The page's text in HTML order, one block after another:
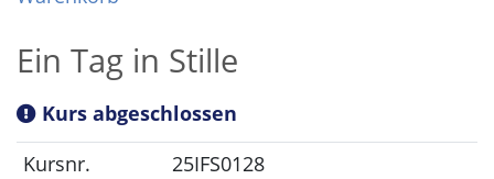
Ein Tag in Stille
Kurs abgeschlossen
Kursnr.
25IFS0128